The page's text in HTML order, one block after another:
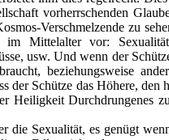
vorherrschenden
Verschmelzende zu
Mittelalter vor:
usw. Und wenn der
beziehungsweise
der Schütze das Höhere, den
Heiligkeit Durchdrungenes
die Sexualität, es genügt